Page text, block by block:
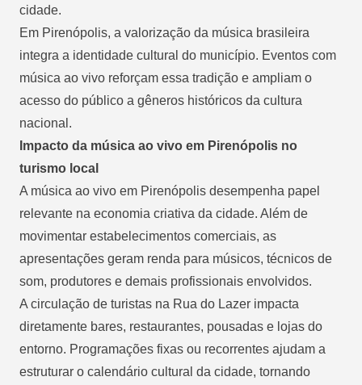
cidade.
Em Pirenópolis, a valorização da música brasileira
integra a identidade cultural do município. Eventos com
música ao vivo reforçam essa tradição e ampliam o
acesso do público a gêneros históricos da cultura
nacional.
Impacto da música ao vivo em Pirenópolis no
turismo local
A música ao vivo em Pirenópolis desempenha papel
relevante na economia criativa da cidade. Além de
movimentar estabelecimentos comerciais, as
apresentações geram renda para músicos, técnicos de
som, produtores e demais profissionais envolvidos.
A circulação de turistas na Rua do Lazer impacta
diretamente bares, restaurantes, pousadas e lojas do
entorno. Programações fixas ou recorrentes ajudam a
estruturar o calendário cultural da cidade, tornando